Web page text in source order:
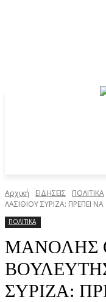
Αρχική ΕΙΔΗΣΕΙΣ ΠΟΛΙΤΙΚΑ
ΛΑΣΙΘΙΟΥ ΣΥΡΙΖΑ: ΠΡΕΠΕΙ
ΠΟΛΙΤΙΚΑ
ΜΑΝΟΛΗΣ
ΣΥΡΙΖΑ: